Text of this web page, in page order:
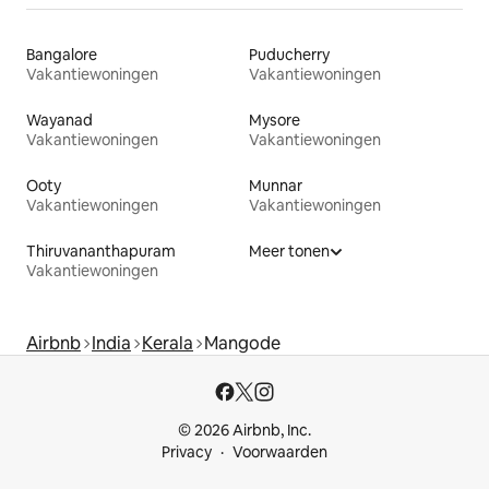
Bangalore
Vakantiewoningen
Puducherry
Vakantiewoningen
Wayanad
Vakantiewoningen
Mysore
Vakantiewoningen
Ooty
Vakantiewoningen
Munnar
Vakantiewoningen
Thiruvananthapuram
Vakantiewoningen
Meer tonen
Airbnb India Kerala Mangode
© 2026 Airbnb, Inc.
Privacy
Voorwaarden